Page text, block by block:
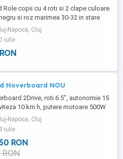
Role copii cu 4 roti si 2 clape culoare
si roz marimea 30-32 in stare
buna.
Napoca, Cluj
iulie
Hoverboard NOU
2Drive, roti 6.5", autonomie 15
10 km h, putere motoare 500W
Bluetooth, difuzoare, geanta
inclusa, incarcator inclus, Grafitti
Napoca, Cluj
iulie
RON
RON